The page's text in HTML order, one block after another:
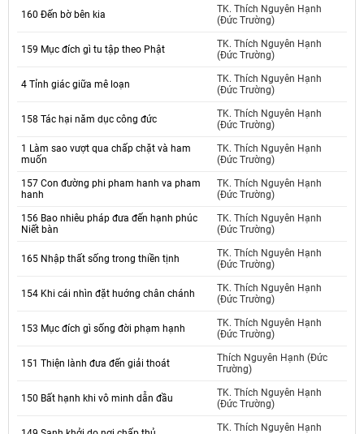
160 Đến bờ bên kia
TK. Thích Nguyên Hạnh
(Đức Trường)
159 Mục đích gì tu tập theo Phật
TK. Thích Nguyên Hạnh
(Đức Trường)
4 Tỉnh giác giữa mê loạn
TK. Thích Nguyên Hạnh
(Đức Trường)
158 Tác hại năm dục công đức
TK. Thích Nguyên Hạnh
(Đức Trường)
1 Làm sao vượt qua chấp chặt và ham
muốn
TK. Thích Nguyên Hạnh
(Đức Trường)
157 Con đường phi pham hanh va pham
hanh
TK. Thích Nguyên Hạnh
(Đức Trường)
156 Bao nhiêu pháp đưa đến hạnh phúc
Niết bàn
TK. Thích Nguyên Hạnh
(Đức Trường)
165 Nhập thất sống trong thiền tịnh
TK. Thích Nguyên Hạnh
(Đức Trường)
154 Khi cái nhìn đặt huớng chân chánh
TK. Thích Nguyên Hạnh
(Đức Trường)
153 Mục đích gì sống đời phạm hạnh
TK. Thích Nguyên Hạnh
(Đức Trường)
151 Thiện lành đưa đến giải thoát
Thích Nguyên Hạnh (Đức
Trường)
150 Bất hạnh khi vô minh dẫn đầu
TK. Thích Nguyên Hạnh
(Đức Trường)
TK. Thích Nguyên Hạnh